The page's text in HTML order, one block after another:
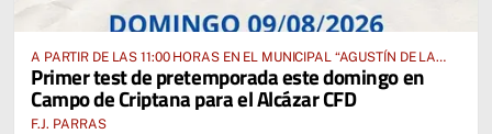
A PARTIR DE LAS 11:00 HORAS EN EL MUNICIPAL “AGUSTÍN DE LA
FUENTE” ANTE EL CUD CRIPTANENSE
Primer test de pretemporada este domingo en
Campo de Criptana para el Alcázar CFD
F.J. PARRAS